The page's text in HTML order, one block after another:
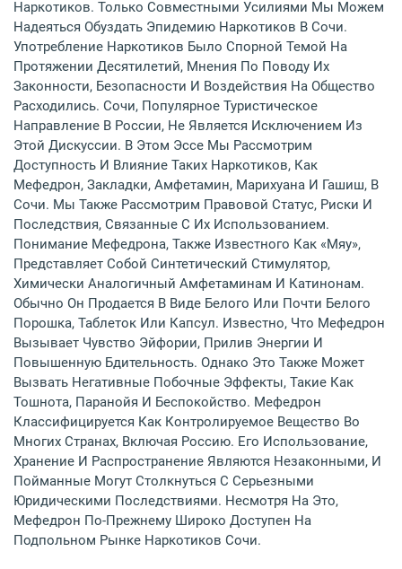
Наркотиков. Только Совместными Усилиями Мы Можем
Надеяться Обуздать Эпидемию Наркотиков В Сочи.
Употребление Наркотиков Было Спорной Темой На
Протяжении Десятилетий, Мнения По Поводу Их
Законности, Безопасности И Воздействия На Общество
Расходились. Сочи, Популярное Туристическое
Направление В России, Не Является Исключением Из
Этой Дискуссии. В Этом Эссе Мы Рассмотрим
Доступность И Влияние Таких Наркотиков, Как
Мефедрон, Закладки, Амфетамин, Марихуана И Гашиш, В
Сочи. Мы Также Рассмотрим Правовой Статус, Риски И
Последствия, Связанные С Их Использованием.
Понимание Мефедрона, Также Известного Как «мяу»,
Представляет Собой Синтетический Стимулятор,
Химически Аналогичный Амфетаминам И Катинонам.
Обычно Он Продается В Виде Белого Или Почти Белого
Порошка, Таблеток Или Капсул. Известно, Что Мефедрон
Вызывает Чувство Эйфории, Прилив Энергии И
Повышенную Бдительность. Однако Это Также Может
Вызвать Негативные Побочные Эффекты, Такие Как
Тошнота, Паранойя И Беспокойство. Мефедрон
Классифицируется Как Контролируемое Вещество Во
Многих Странах, Включая Россию. Его Использование,
Хранение И Распространение Являются Незаконными, И
Пойманные Могут Столкнуться С Серьезными
Юридическими Последствиями. Несмотря На Это,
Мефедрон По-Прежнему Широко Доступен На
Подпольном Рынке Наркотиков Сочи.